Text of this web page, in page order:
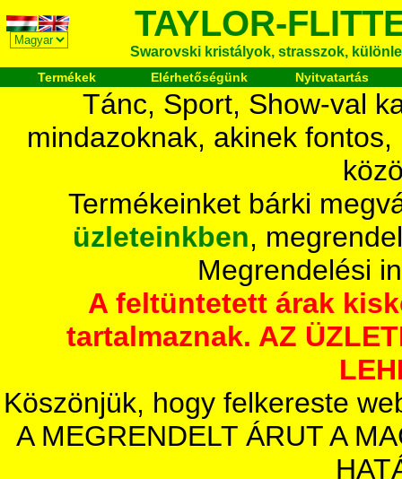
TAYLOR-
Swarovski kristályok, strasszok,
Termékek Elérhetőségünk Nyitvatartás
Tánc, Sport, Show-val
mindazoknak, akinek
Termékeinket bárki
üzleteinkben,
Megrendelési
A feltüntetett árak
tartalmaznak. AZ
Köszönjük, hogy felkereste
A MEGRENDELT ÁRUT A